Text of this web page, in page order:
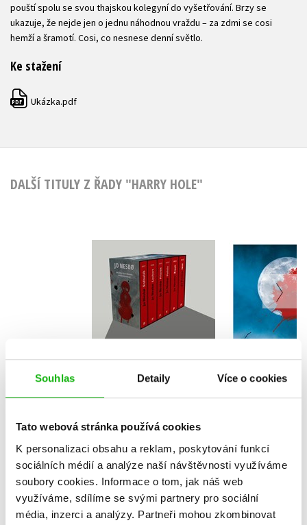
Souhlas Detaily Více o cookies
Tato webová stránka používá cookies
K personalizaci obsahu a reklam, poskytování funkcí
sociálních médií a analýze naší návštěvnosti využíváme
soubory cookies. Informace o tom, jak náš web
využíváme, sdílíme se svými partnery pro sociální
média, inzerci a analýzy. Partneři mohou zkombinovat
pouští spolu se svou thajskou kolegyní do vyšetřování. Brzy se
ukazuje, že nejde jen o jednu náhodnou vraždu – za zdmi se cosi
hemží a šramotí. Cosi, co nesnese denní světlo.
Ke stažení
PDF Ukázka.pdf
DALŠÍ TITULY Z ŘADY "HARRY HOLE"
Harry Hole box 7-12
Jo Nesbo
Do košíku
1 999 Kč
Jo
Do
439 Kč